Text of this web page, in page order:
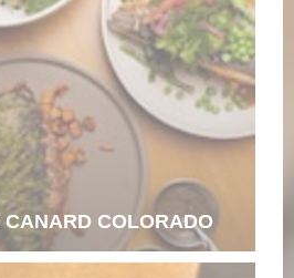
CANARD COLORADO